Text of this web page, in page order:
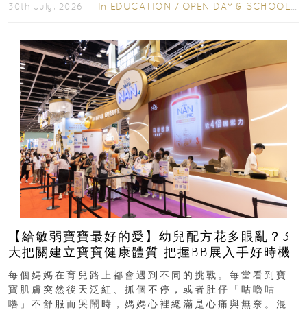
30th July, 2026 ｜ In EDUCATION / OPEN DAY & SCHOOL EVENTS
【給敏弱寶寶最好的愛】幼兒配方花多眼亂？3
大把關建立寶寶健康體質 把握BB展入手好時機
每個媽媽在育兒路上都會遇到不同的挑戰。每當看到寶
寶肌膚突然後天泛紅、抓個不停，或者肚仔「咕嚕咕
嚕」不舒服而哭鬧時，媽媽心裡總滿是心痛與無奈。混